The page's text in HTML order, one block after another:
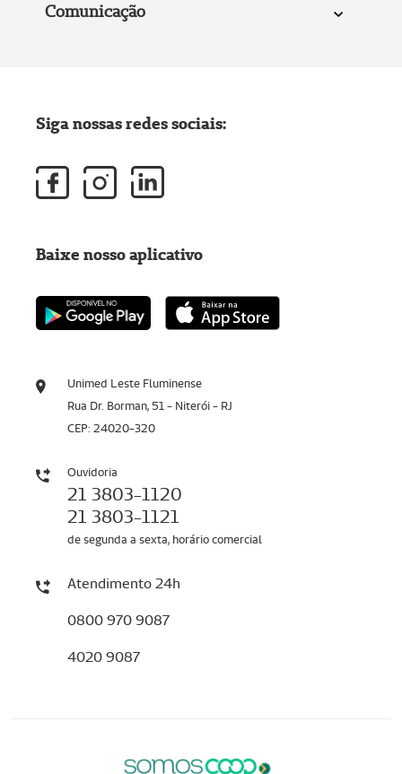
Comunicação
Unimed Leste Fluminense
Rua Dr. Borman, 51 - Niterói - RJ
CEP: 24020-320
Ouvidoria
21 3803-1120
21 3803-1121
de segunda a sexta, horário comercial
Atendimento 24h
0800 970 9087
4020 9087
Siga nossas redes sociais:
Baixe nosso aplicativo